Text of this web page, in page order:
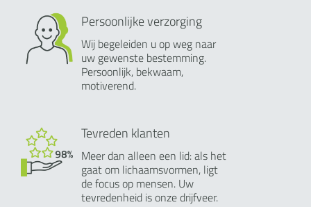
Persoonlijke verzorging
Wij begeleiden u op weg naar
uw gewenste bestemming.
Persoonlijk, bekwaam,
motiverend.
Tevreden klanten
Meer dan alleen een lid: als het
gaat om lichaamsvormen, ligt
de focus op mensen. Uw
tevredenheid is onze drijfveer.